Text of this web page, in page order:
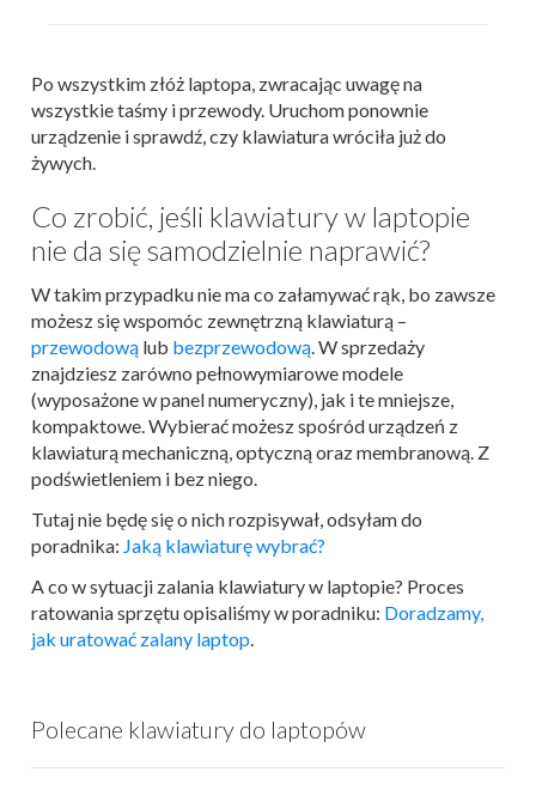
Po wszystkim złóż laptopa, zwracając uwagę na
wszystkie taśmy i przewody. Uruchom ponownie
urządzenie i sprawdź, czy klawiatura wróciła już do
żywych.
Co zrobić, jeśli klawiatury w laptopie
nie da się samodzielnie naprawić?
W takim przypadku nie ma co załamywać rąk, bo zawsze
możesz się wspomóc zewnętrzną klawiaturą –
przewodową lub bezprzewodową . W sprzedaży
znajdziesz zarówno pełnowymiarowe modele
(wyposażone w panel numeryczny), jak i te mniejsze,
kompaktowe. Wybierać możesz spośród urządzeń z
klawiaturą mechaniczną, optyczną oraz membranową. Z
podświetleniem i bez niego.
Tutaj nie będę się o nich rozpisywał, odsyłam do
poradnika: Jaką klawiaturę wybrać?
A co w sytuacji zalania klawiatury w laptopie? Proces
ratowania sprzętu opisaliśmy w poradniku: Doradzamy,
jak uratować zalany laptop
Polecane klawiatury do laptopów